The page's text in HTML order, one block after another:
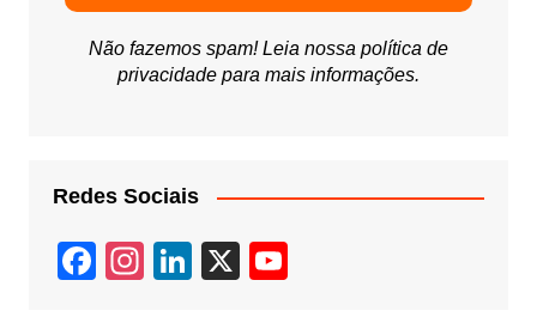
Não fazemos spam! Leia nossa política de
privacidadepara mais informações.
Redes Sociais
F
In
Li
X